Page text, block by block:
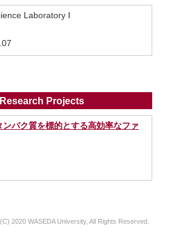
Laboratory Ⅰ
Projects
パク質を標的とする高効率なファ
2020 WASEDA University, All Rights Reserved.